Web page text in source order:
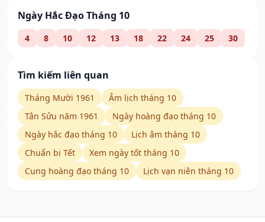
Ngày Hắc Đạo Tháng 10
4 8 10 12 13 18 22 24 25 30
Tìm kiếm liên quan
Tháng Mười 1961
Âm lịch tháng 10
Tân Sửu năm 1961
Ngày hoàng đạo tháng 10
Ngày hắc đạo tháng 10
Lịch âm tháng 10
Chuẩn bị Tết
Xem ngày tốt tháng 10
Cung hoàng đạo tháng 10
Lịch vạn niên tháng 10